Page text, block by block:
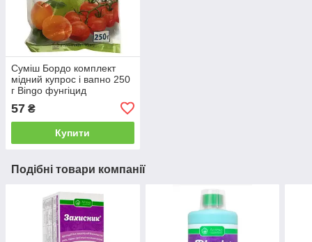
Суміш Бордо комплект
мідний купрос і вапно 250
г Bingo фунгіцид
57 ₴
Купити
Подібні товари компанії